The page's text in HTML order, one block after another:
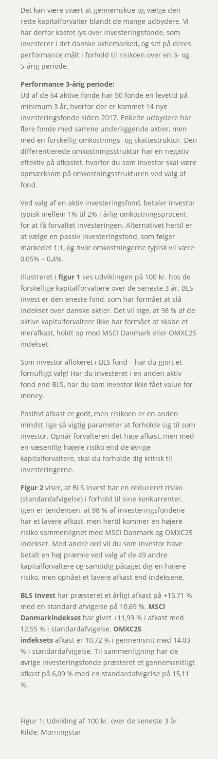
Det kan være svært at gennemskue og vælge den
rette kapitalforvalter blandt de mange udbydere. Vi
har derfor kastet lys over investeringsfonde, som
investerer i det danske aktiemarked, og set på deres
performance målt i forhold til risikoen over en 3- og
5-årig periode.
Performance 3-årig periode:
Ud af de 64 aktive fonde har 50 fonde en levetid på
minimum 3 år, hvorfor der er kommet 14 nye
investeringsfonde siden 2017. Enkelte udbydere har
flere fonde med samme underliggende aktier, men
med en forskellig omkostnings- og skattestruktur. Den
differentierede omkostningsstruktur har en negativ
effektiv på afkastet, hvorfor du som investor skal være
opmærksom på omkostningsstrukturen ved valg af
fond.
Ved valg af en aktiv investeringsfond, betaler investor
typisk mellem 1% til 2% i årlig omkostningsprocent
for at få forvaltet investeringen. Alternativet hertil er
at vælge en passiv investeringsfond, som følger
markedet 1:1, og hvor omkostningerne typisk vil være
0,05% – 0,4%.
Illustreret ifigur 1 ses udviklingen på 100 kr. hos de
forskellige kapitalforvaltere over de seneste 3 år. BLS
Invest er den eneste fond, som har formået at slå
indekset over danske aktier. Det vil sige, at 98 % af de
aktive kapitalforvaltere ikke har formået at skabe et
merafkast, holdt op mod MSCI Danmark eller OMXC25
indekset.
Som investor allokeret i BLS fond – har du gjort et
fornuftigt valg! Har du investeret i en anden aktiv
fond end BLS, har du som investor ikke fået value for
money.
Positivt afkast er godt, men risikoen er en anden
mindst lige så vigtig parameter at forholde sig til som
investor. Opnår forvalteren det høje afkast, men med
en væsentlig højere risiko end de øvrige
kapitalforvaltere, skal du forholde dig kritisk til
investeringerne.
Figur 2 viser, at BLS Invest har en reduceret risiko
(standardafvigelse) i forhold til sine konkurrenter.
Igen er tendensen, at 98 % af investeringsfondene
har et lavere afkast, men hertil kommer en højere
risiko sammenlignet med MSCI Danmark og OMXC25
indekset. Med andre ord vil du som investor have
betalt en høj præmie ved valg af de 49 andre
kapitalforvaltere og samtidig påtaget dig en højere
risiko, men opnået et lavere afkast end indeksene.
BLS Invest har præsteret et årligt afkast på +15,71 %
med en standard afvigelse på 10,69 %. MSCI
Danmarkindekset har givet +11,93 % i afkast med
12,55 % i standardafvigelse. OMXC25
indeksets afkast er 10,72 % i gennemsnit med 14,03
% i standardafvigelse. Til sammenligning har de
øvrige investeringsfonde præsteret et gennemsnitligt
afkast på 6,09 % med en standardafvigelse på 15,11
%.
Figur 1: Udvikling af 100 kr. over de seneste 3 år.
Kilde: Morningstar.